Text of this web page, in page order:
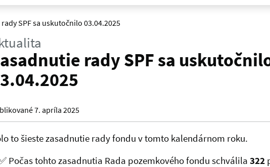
SPF sa uskutočnilo 03.04.2025
rady SPF sa
7. apríla 2025
to šieste zasadnutie rady fondu v tomto kalendárnom roku.
Počas tohto zasadnutia Rada pozemkového fondu schválila 322